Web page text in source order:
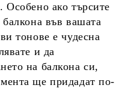
Особено ако търсите
във вашата
тонове е чудесна
и да
на балкона си,
ще придадат по-